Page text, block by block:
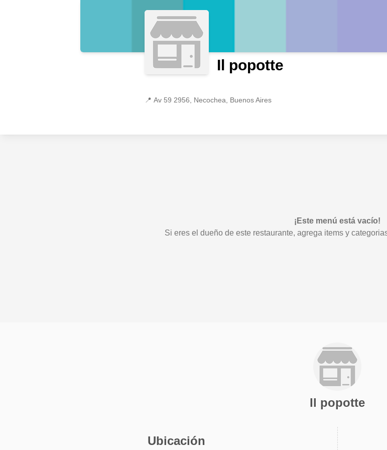
Il popotte
📍 Av 59 2956, Necochea, Buenos Aires
¡Este menú está vacío!
Si eres el dueño de este restaurante, agrega items y
Il popotte
Ubicación